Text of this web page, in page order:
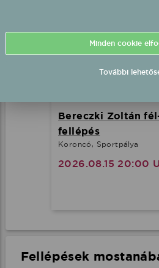
Bereczki Zoltán
fellépés
Koroncó, Sportpálya
2026.08.15 20:00
Fellépések
Minden
További